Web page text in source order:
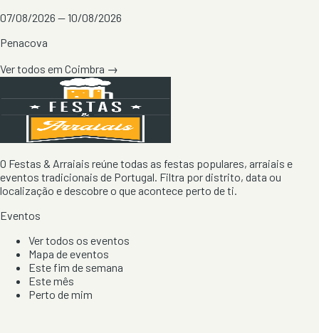
07/08/2026 — 10/08/2026
Penacova
Ver todos em Coimbra →
O Festas & Arraiais reúne todas as festas populares, arraiais e
eventos tradicionais de Portugal. Filtra por distrito, data ou
localização e descobre o que acontece perto de ti.
Eventos
Ver todos os eventos
Mapa de eventos
Este fim de semana
Este mês
Perto de mim